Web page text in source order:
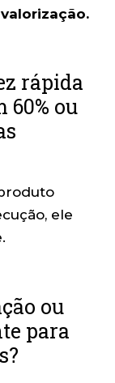
rápida
60% ou
ele
ou
para